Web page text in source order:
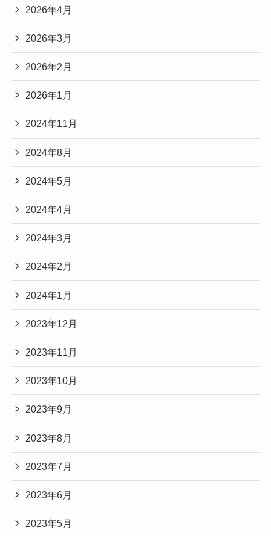
橋本環奈さんのヘアクリップに近いと感
じたアイテム
ドラマの雰囲気をそのまま再現したい方に、一番
近いと感じたのがこちらです👇
ヘアクリップ レディース 4cm 高
級感 マット スクエア バンス シ
ャーク型 髪飾り 髪留め 春夏 デ
イリー シンプル ダークブラウン
ベージュ ライトブラウン ブラッ
のタイプも十分アリだと思います。
まとめ
『ドラマ『ヤンドク』橋本環奈のヘアクリップが
かわいい！どこの？似ているアイテムも紹介』
『ヤンドク』で橋本環奈さんが着用しているヘア
クリップは、さりげないのに印象に残るアイテム
でした。
現時点で同じ商品は特定できていませんが、似て
いるデザインのアイテムで雰囲気を楽しむことは
できます。
まとめ髪のアクセントを探している方は、ぜひ参
考にしてみてください。
▶
ドラマ小物探検隊の調査記録一覧はこちら
2026年4月
2026年3月
2026年2月
2026年1月
2024年11月
2024年8月
2024年5月
2024年4月
2024年3月
2024年2月
2024年1月
2023年12月
2023年11月
2023年10月
2023年9月
2023年8月
2023年7月
2023年6月
2023年5月